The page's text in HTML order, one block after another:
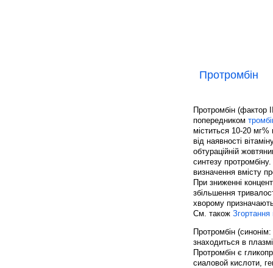
Протромбін
Протромбін (фактор
попередником
міститься 10-20 мг%
від наявності
обтураційній
синтезу
визначення вмісту
При зниженні
збільшення
хворому
См. також Згортання
Протромбін
знаходиться в
Протромбін є
сиаловой кислоти,